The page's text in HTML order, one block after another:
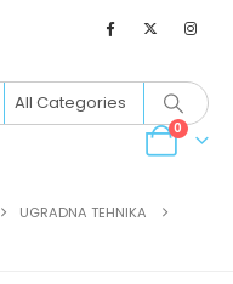
0
UGRADNA TEHNIKA